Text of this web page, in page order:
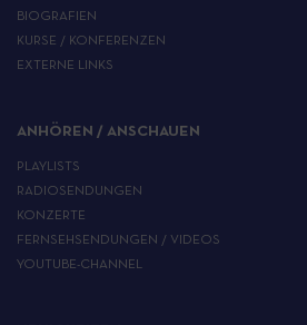
BIOGRAFIEN
KURSE / KONFERENZEN
EXTERNE LINKS
ANHÖREN / ANSCHAUEN
PLAYLISTS
RADIOSENDUNGEN
KONZERTE
FERNSEHSENDUNGEN / VIDEOS
YOUTUBE-CHANNEL